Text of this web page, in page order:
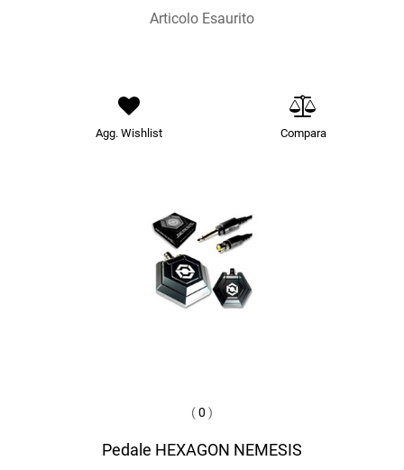
Articolo Esaurito
Agg. Wishlist Compara
(0 )
Pedale HEXAGON NEMESIS